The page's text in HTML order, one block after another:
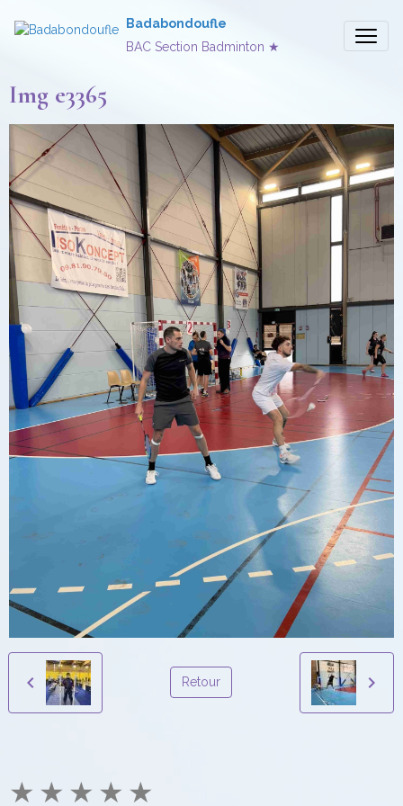
Badabondoufle
BAC Section Badminton ★
Img e3365
Retour
★ ★ ★ ★ ★